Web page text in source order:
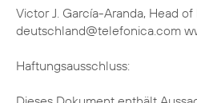
Victor J. García-Aranda, Head
deutschland@telefonica.com
Haftungsausschluss: